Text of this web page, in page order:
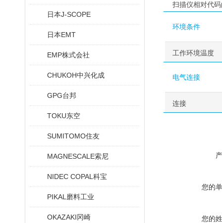
日本J-SCOPE
日本EMT
EMP株式会社
CHUKOH中兴化成
GPG台邦
TOKU东空
SUMITOMO住友
MAGNESCALE索尼
NIDEC COPAL科宝
PIKAL磨料工业
OKAZAKI冈崎
扫描仪相对代
环境条件
工作环境温度
电气连接
连接
您的
您的